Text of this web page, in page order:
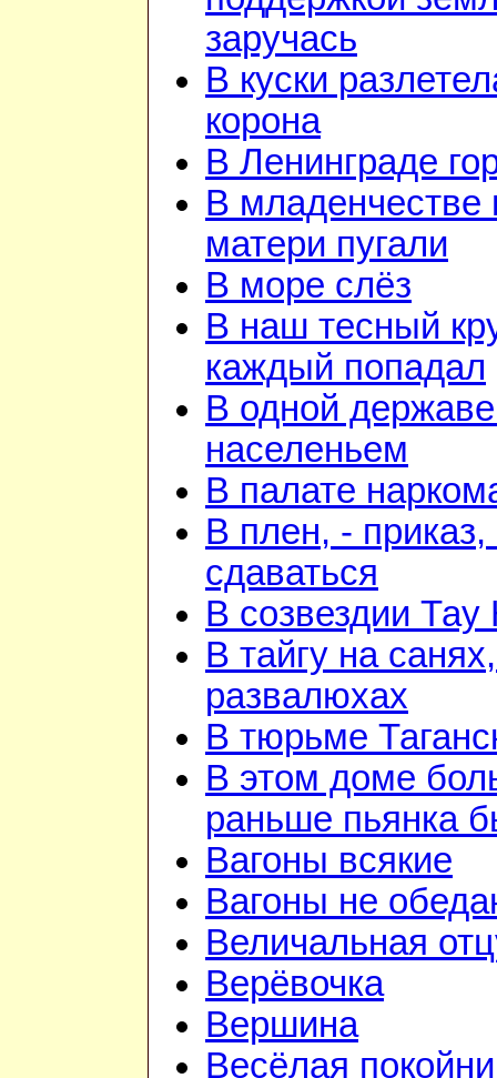
заручась
В куски
корона
В Ленинграде
В младенчестве
матери пугали
В море слёз
В наш тесный
каждый попадал
В одной
населеньем
В палате
В плен, - приказ,
сдаваться
В созвездии Тау
В тайгу на
развалюхах
В тюрьме
В этом доме
раньше пьянка
Вагоны всякие
Вагоны не
Величальная
Верёвочка
Вершина
Весёлая